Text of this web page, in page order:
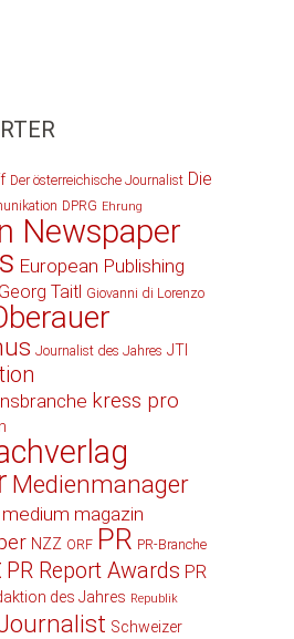
Der österreichische Journalist Die
DPRG Ehrung
Newspaper
European Publishing
Georg Taitl Giovanni di Lorenzo
Journalist des Jahres JTI
kress pro
Medienmanager
medium magazin
NZZ ORF PR PR-Branche
PR Report Awards PR
des Jahres Republik
Schweizer